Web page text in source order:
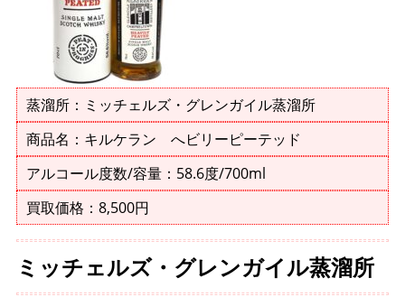
蒸溜所：ミッチェルズ・グレンガイル蒸溜所
商品名：キルケラン へビリーピーテッド
アルコール度数/容量：58.6度/700ml
買取価格：8,500円
ミッチェルズ・グレンガイル蒸溜所